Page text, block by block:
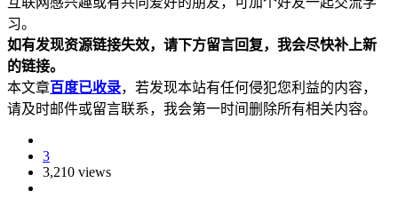
习。
如有发现资源链接失效，请下方留言回复，我会尽快补上新
的链接。
本文章百度已收录，若发现本站有任何侵犯您利益的内容，
请及时邮件或留言联系，我会第一时间删除所有相关内容。
3
3,210 views